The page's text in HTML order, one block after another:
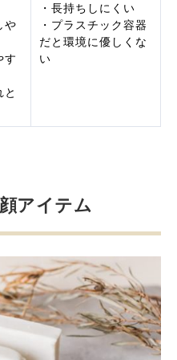
や
す
と
・長持ちしにくい
・プラスチック容器
だと環境に優しくな
い
アイテム